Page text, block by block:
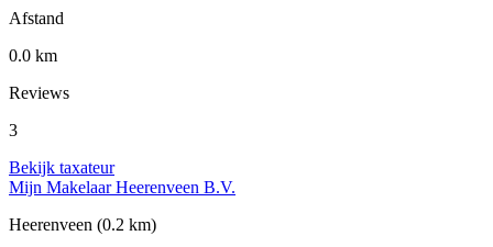
Afstand
0.0 km
Reviews
3
Bekijk taxateur
Mijn Makelaar Heerenveen B.V.
Heerenveen (0.2 km)